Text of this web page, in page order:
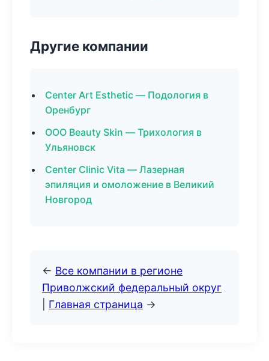
Другие компании
Center Art Esthetic — Подология в
Оренбург
ООО Beauty Skin — Трихология в
Ульяновск
Center Clinic Vita — Лазерная
эпиляция и омоложение в Великий
Новгород
← Все компании в регионе
Приволжский федеральный округ
Главная страница →